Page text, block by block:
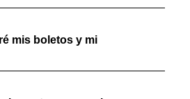
mis boletos y mi